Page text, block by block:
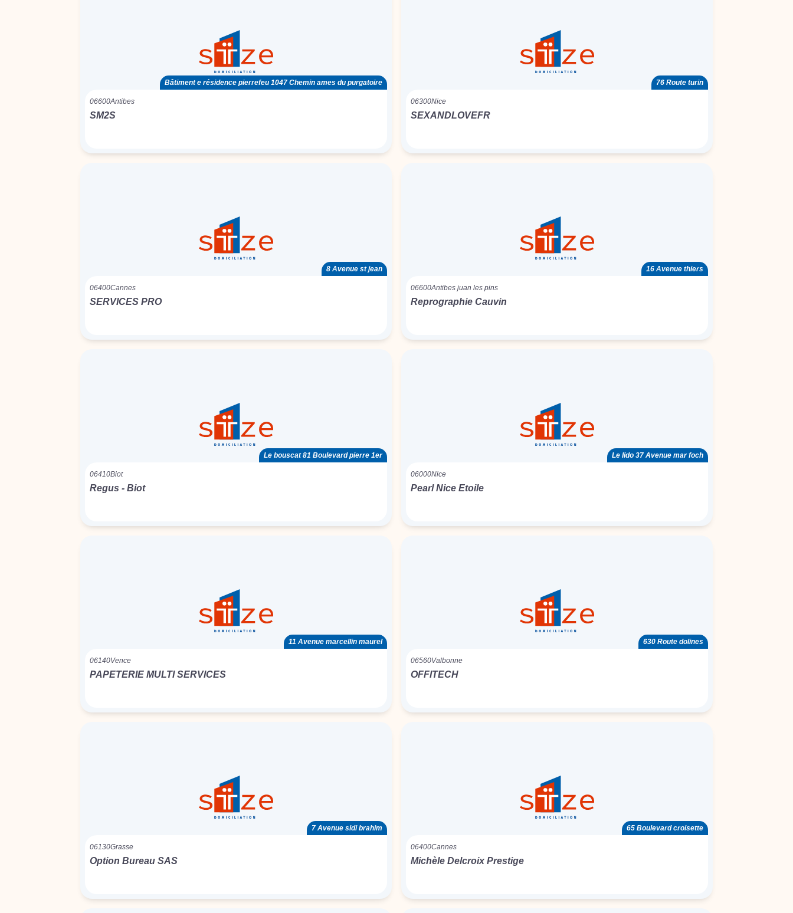
Bâtiment e résidence pierrefeu 1047 Chemin ames du purgatoire
06600Antibes
SM2S
76 Route turin
06300Nice
SEXANDLOVEFR
8 Avenue st jean
06400Cannes
SERVICES PRO
16 Avenue thiers
06600Antibes juan les pins
Reprographie Cauvin
Le bouscat 81 Boulevard pierre 1er
06410Biot
Regus - Biot
Le lido 37 Avenue mar foch
06000Nice
Pearl Nice Etoile
11 Avenue marcellin maurel
06140Vence
PAPETERIE MULTI SERVICES
630 Route dolines
06560Valbonne
OFFITECH
7 Avenue sidi brahim
06130Grasse
Option Bureau SAS
65 Boulevard croisette
06400Cannes
Michèle Delcroix Prestige